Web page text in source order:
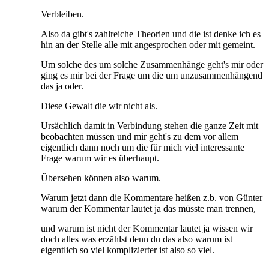
Verbleiben.
Also da gibt's zahlreiche Theorien und die ist denke ich es
hin an der Stelle alle mit angesprochen oder mit gemeint.
Um solche des um solche Zusammenhänge geht's mir oder
ging es mir bei der Frage um die um unzusammenhängend
das ja oder.
Diese Gewalt die wir nicht als.
Ursächlich damit in Verbindung stehen die ganze Zeit mit
beobachten müssen und mir geht's zu dem vor allem
eigentlich dann noch um die für mich viel interessante
Frage warum wir es überhaupt.
Übersehen können also warum.
Warum jetzt dann die Kommentare heißen z.b. von Günter
warum der Kommentar lautet ja das müsste man trennen,
und warum ist nicht der Kommentar lautet ja wissen wir
doch alles was erzählst denn du das also warum ist
eigentlich so viel komplizierter ist also so viel.